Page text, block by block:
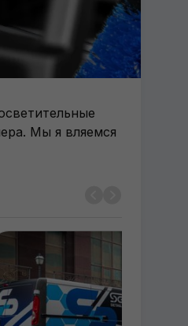
Мы я вляемся